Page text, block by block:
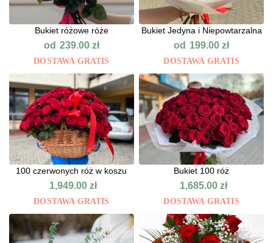
Bukiet różowe róże
od 239.00 zł
DOSTAWA GRATIS
Bukiet Jedyna i Niepowtarzalna
od 199.00zł
DOSTAWA GRATIS
100 czerwonych róż w koszu
1,949.00zł
DOSTAWA GRATIS
Bukiet 100 róż
1,685.00 zł
DOSTAWA GRATIS